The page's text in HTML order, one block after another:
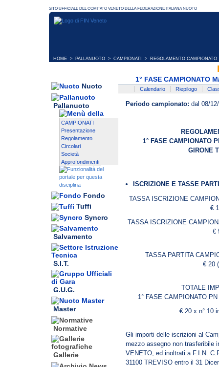
HOME > PALLANUOTO > CAMPIONATI > REGOLAMENTO CAMPIONATO
Nuoto
Pallanuoto
CAMPIONATI
Presentazione
Regolamento
Circolari
Società
Approfondimenti
Fondo
Tuffi
Syncro
Salvamento
S.I.T.
G.U.G.
Master
Normative
Gallerie
1° FASE CAMPIONATO
Calendario Riepilogo
Periodo campionato: dal 08/
1° FASE CAMPIONATO
GIRONE
ISCRIZIONE E TASSE
TASSA ISCRIZIONE
€
TASSA ISCRIZIONE
€
TASSA PARTITA
€ 20
TOTALE
1° FASE CAMPIONATO
€ 20 x n° 10
Gli importi delle iscrizioni al
mezzo assegno non trasferibile
VENETO, ed inoltrati a F.I.N.
31100 TREVISO entro il 31